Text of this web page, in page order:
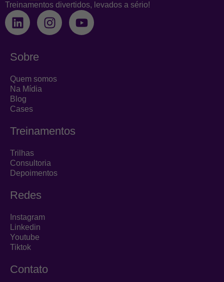
Treinamentos divertidos, levados a sério!
L
i
n
k
e
d
i
n
I
n
s
g
Y
o
u
Sobre
Quem somos
Na Mídia
Blog
Cases
Treinamentos
Trilhas
Consultoria
Depoimentos
Redes
Instagram
Linkedin
Youtube
Tiktok
Contato